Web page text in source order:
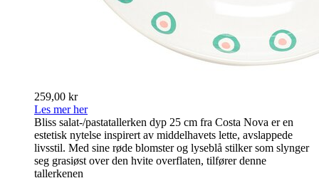
259,00 kr
Les mer her
Bliss salat-/pastatallerken dyp 25 cm fra Costa Nova er en
estetisk nytelse inspirert av middelhavets lette, avslappede
livsstil. Med sine røde blomster og lyseblå stilker som slynger
seg grasiøst over den hvite overflaten, tilfører denne
tallerkenen